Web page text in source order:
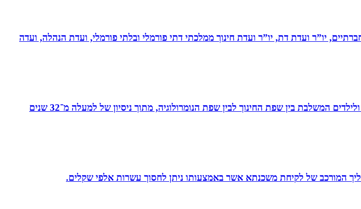
יו”ר ועדת דת, יו”ר ועדת חינוך ממלכתי דתי פורמלי ובלתי פורמלי, ועדת הנהלה, ועדה
מאסטר בנומרולוגיה קבלית וטארוט ומפתחת שיטת ”קוד החיבור” - שיטה להורים ולילדים המשלבת בין שפת החינוך לבין שפת הנומרולוגיה, מתוך ניסיון של למעלה מ־32 שנים
המורכב של לקיחת משכנתא אשר באמצעותו ניתן לחסוך עשרות אלפי שקלים.